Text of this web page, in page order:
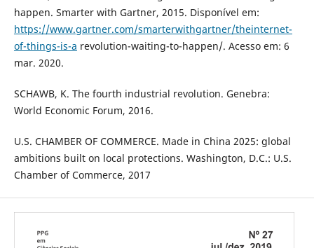
happen. Smarter with Gartner, 2015. Disponível em:
https://www.gartner.com/smarterwithgartner/theinternet-
of-things-is-a revolution-waiting-to-happen/. Acesso em: 6
mar. 2020.
SCHAWB, K. The fourth industrial revolution. Genebra:
World Economic Forum, 2016.
U.S. CHAMBER OF COMMERCE. Made in China 2025: global
ambitions built on local protections. Washington, D.C.: U.S.
Chamber of Commerce, 2017